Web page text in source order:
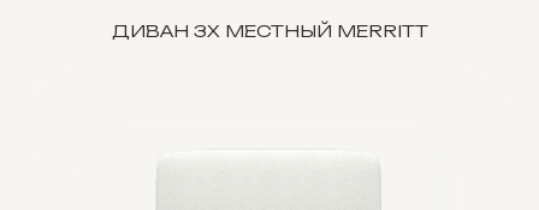
ДИВАН 3Х МЕСТНЫЙ MERRITT